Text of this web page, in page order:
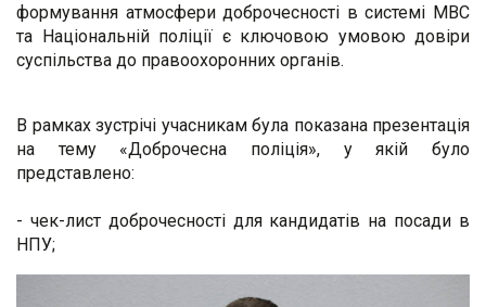
формування атмосфери доброчесності в системі МВС
та Національній поліції є ключовою умовою довіри
суспільства до правоохоронних органів.
В рамках зустрічі учасникам була показана презентація
на тему «Доброчесна поліція», у якій було
представлено:
- чек-лист доброчесності для кандидатів на посади в
НПУ;